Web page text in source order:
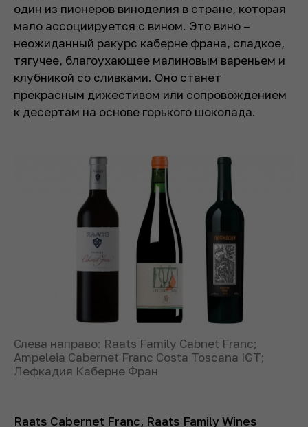
один из пионеров виноделия в стране, которая
мало ассоциируется с вином. Это вино –
неожиданный ракурс каберне франа, сладкое,
тягучее, благоухающее малиновым вареньем и
клубникой со сливками. Оно станет
прекрасным дижестивом или сопровождением
к десертам на основе горького шоколада.
Слева направо: Raats Family Cabnet Franc;
Ampeleia Cabernet Franc Costa Toscana IGT;
Лефкадия Каберне Фран
Raats Cabernet Franc, Raats Family Wines